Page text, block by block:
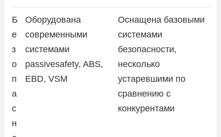
Б
е
з
о
п
а
с
н
Оборудована
современными
системами
passivesafety, ABS,
EBD, VSM
Оснащена базовыми
системами
безопасности,
несколько
устаревшими по
сравнению с
конкурентами